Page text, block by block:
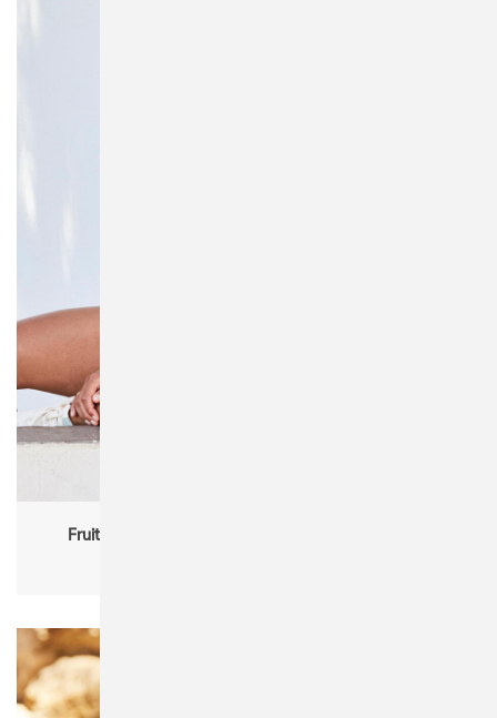
Fruit of the Loom 63-030-0 Ladies' Premium Polo